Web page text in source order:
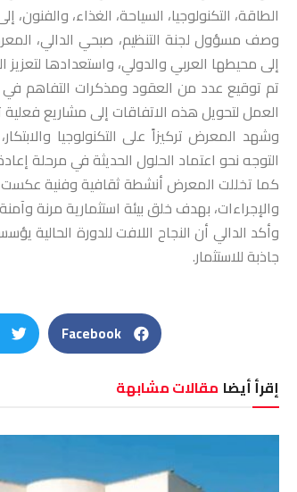
الطاقة، التكنولوجيا، السياحة، الغذاء،
وصف مسؤول لجنة التنظيم، صبحي الدالي،
إلى محيطها العربي والدولي، واستعدادها
تم توقيع عدد من العقود ومذكرات التفاهم في
العمل لتحويل هذه الاتفاقات إلى مشاريع
وشهد المعرض تركيزاً على التكنولوجيا
التوجه نحو اعتماد الحلول الحديثة في مرحلة
كما تخللت المعرض أنشطة ثقافية وفنية
والإجراءات، بهدف خلق بيئة استثمارية مرنة
وأكد الدالي أن النجاح اللافت للدورة
جاذبة للاستثمار.
Facebook
إقرأ أيضا مقالات مشابهة